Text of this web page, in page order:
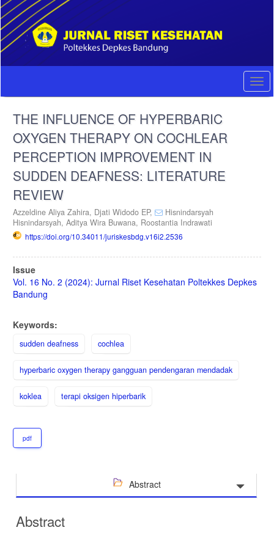
Quick
jump
to
page
content
Main
Sidebar
THE INFLUENCE OF HYPERBARIC
OXYGEN THERAPY ON COCHLEAR
PERCEPTION IMPROVEMENT IN
SUDDEN DEAFNESS: LITERATURE
REVIEW
Azzeldine Aliya Zahira, Djati Widodo EP,
Hisnindarsyah
Hisnindarsyah, Aditya Wira Buwana, Roostantia Indrawati
https://doi.org/10.34011/juriskesbdg.v16i2.2536
Article
Sidebar
Issue
Vol. 16 No. 2 (2024): Jurnal Riset Kesehatan Poltekkes Depkes
Bandung
Keywords:
sudden deafness cochlea
hyperbaric oxygen therapy gangguan pendengaran mendadak
koklea terapi oksigen hiperbarik
pdf
Abstract
Abstract